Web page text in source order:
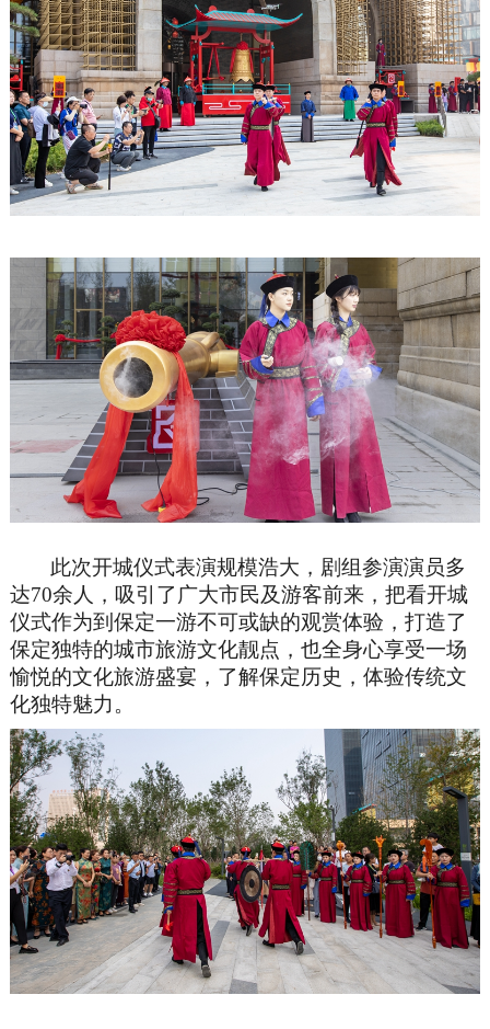
此次开城仪式表演规模浩大，剧组参演演员多
达70余人，吸引了广大市民及游客前来，把看开城
仪式作为到保定一游不可或缺的观赏体验，打造了
保定独特的城市旅游文化靓点，也全身心享受一场
愉悦的文化旅游盛宴，了解保定历史，体验传统文
化独特魅力。